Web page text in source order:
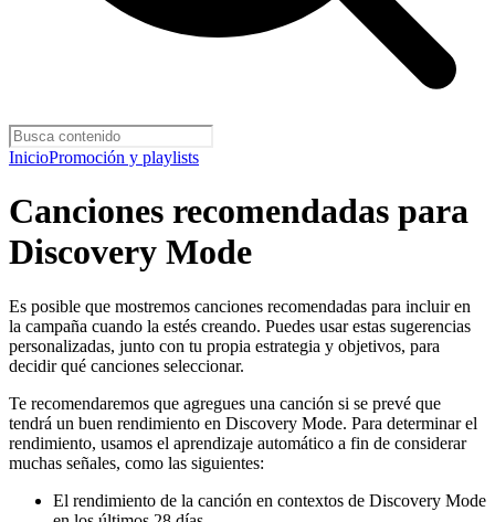
InicioPromoción y playlists
Canciones recomendadas para
Discovery Mode
Es posible que mostremos canciones recomendadas para incluir en
la campaña cuando la estés creando. Puedes usar estas sugerencias
personalizadas, junto con tu propia estrategia y objetivos, para
decidir qué canciones seleccionar.
Te recomendaremos que agregues una canción si se prevé que
tendrá un buen rendimiento en Discovery Mode. Para determinar el
rendimiento, usamos el aprendizaje automático a fin de considerar
muchas señales, como las siguientes:
El rendimiento de la canción en contextos de Discovery Mode